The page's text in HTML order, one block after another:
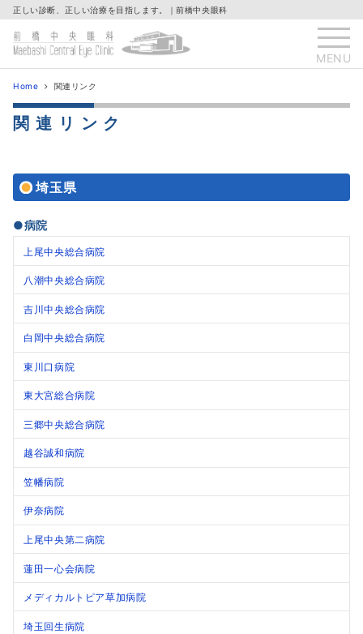
正しい診断、正しい治療を目指します。｜前橋中央眼科
MENU
Home 関連リンク
関連リンク
埼玉県
●病院
上尾中央総合病院
八潮中央総合病院
吉川中央総合病院
白岡中央総合病院
東川口病院
東大宮総合病院
三郷中央総合病院
越谷誠和病院
笠幡病院
伊奈病院
上尾中央第二病院
蓮田一心会病院
メディカルトピア草加病院
埼玉回生病院